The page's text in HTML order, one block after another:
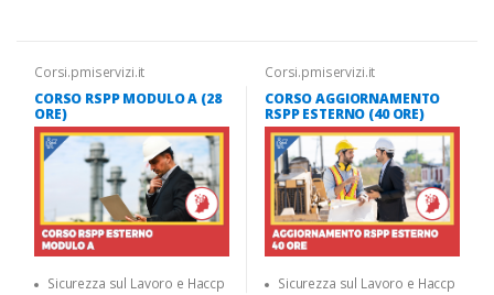
Corsi.pmiservizi.it
CORSO RSPP MODULO A (28
ORE)
Sicurezza sul Lavoro e Haccp
Corsi.pmiservizi.it
CORSO AGGIORNAMENTO
RSPP ESTERNO (40 ORE)
Sicurezza sul Lavoro e Haccp